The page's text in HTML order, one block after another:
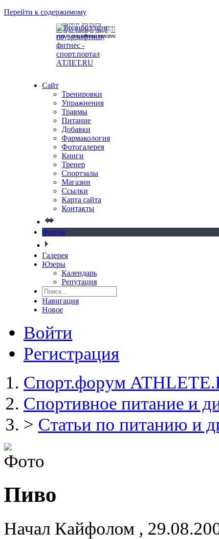
Перейти к содержимому
Сайт
Тренировки
Упражнения
Травмы
Питание
Добавки
Фармакология
Фотогалерея
Книги
Тренер
Спортзалы
Магазин
Ссылки
Карта сайта
Контакты
Форум
Галерея
Юзеры
Календарь
Репутация
Навигация
Новое
Войти
Регистрация
Спорт.форум
Спортивное питание и
> Статьи по питанию и
Пиво
Начал Кайфолом ,